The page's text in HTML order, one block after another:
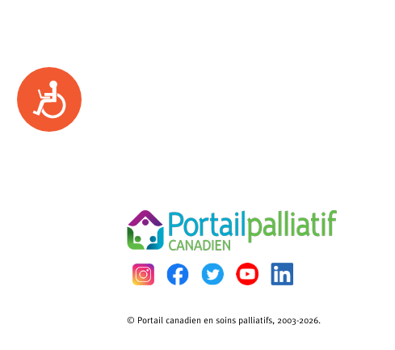
Accessibility
© Portail canadien en soins palliatifs, 2003-2026.